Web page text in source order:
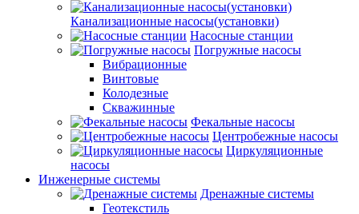
Канализационные насосы(установки)
Насосные станции
Погружные насосы
Вибрационные
Винтовые
Колодезные
Скважинные
Фекальные насосы
Центробежные насосы
Циркуляционные
насосы
Инженерные системы
Дренажные системы
Геотекстиль